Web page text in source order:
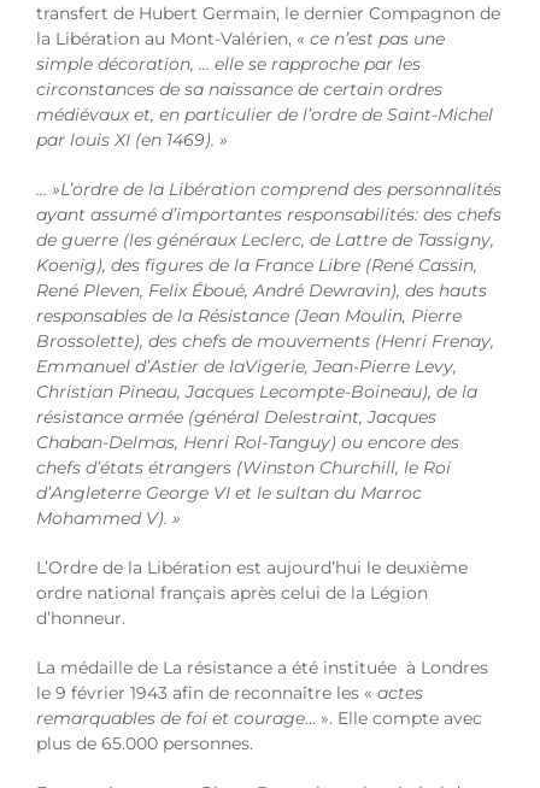
transfert de Hubert Germain, le dernier Compagnon de
la Libération au Mont-Valérien, « ce n’est pas une
simple décoration, … elle se rapproche par les
circonstances de sa naissance de certain ordres
médiévaux et, en particulier de l’ordre de Saint-Michel
par louis XI (en 1469). »
… »L’ordre de la Libération comprend des personnalités
ayant assumé d’importantes responsabilités: des chefs
de guerre (les généraux Leclerc, de Lattre de Tassigny,
Koenig), des figures de la France Libre (René Cassin,
René Pleven, Felix Éboué, André Dewravin), des hauts
responsables de la Résistance (Jean Moulin, Pierre
Brossolette), des chefs de mouvements (Henri Frenay,
Emmanuel d’Astier de laVigerie, Jean-Pierre Levy,
Christian Pineau, Jacques Lecompte-Boineau), de la
résistance armée (général Delestraint, Jacques
Chaban-Delmas, Henri Rol-Tanguy) ou encore des
chefs d’états étrangers (Winston Churchill, le Roi
d’Angleterre George VI et le sultan du Marroc
Mohammed V). »
L’Ordre de la Libération est aujourd’hui le deuxième
ordre national français après celui de la Légion
d’honneur.
La médaille de La résistance a été instituée à Londres
le 9 février 1943 afin de reconnaître les « actes
remarquables de foi et courage… ». Elle compte avec
plus de 65.000 personnes.